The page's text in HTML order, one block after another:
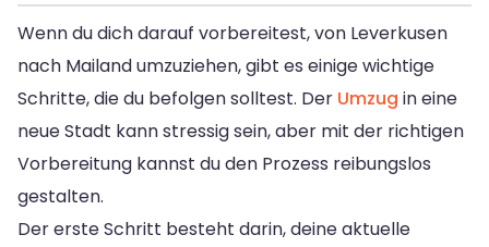
Wenn du dich darauf vorbereitest, von Leverkusen
nach Mailand umzuziehen, gibt es einige wichtige
Schritte, die du befolgen solltest. Der Umzug in eine
neue Stadt kann stressig sein, aber mit der richtigen
Vorbereitung kannst du den Prozess reibungslos
gestalten.
Der erste Schritt besteht darin, deine aktuelle